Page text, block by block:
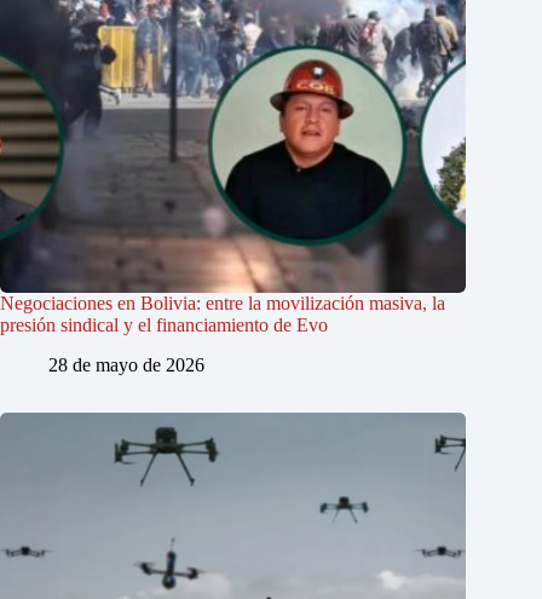
Negociaciones en Bolivia: entre la movilización masiva, la
presión sindical y el financiamiento de Evo
28 de mayo de 2026